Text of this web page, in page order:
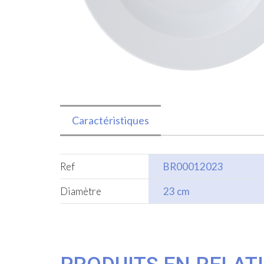
Caractéristiques
Ref
BR00012023
Diamètre
23 cm